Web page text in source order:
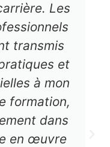
Les
transmis
et
à mon
formation,
dans
en œuvre